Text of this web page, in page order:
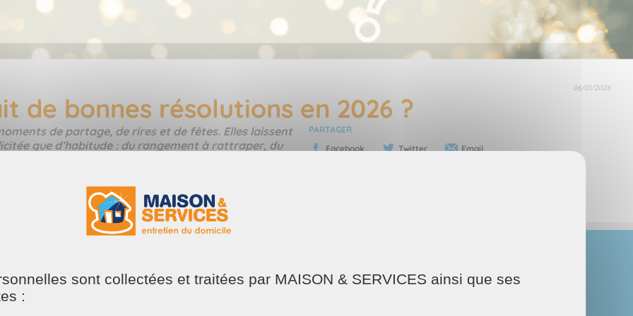
06/01/2026
de bonnes résolutions en 2026 ?
de partage, de rires et de fêtes. Elles laissent
que d’habitude : du rangement à rattraper, du
ménagères et vous permettre de profiter d’une
PARTAGER
Facebook
Twitter Email
intérieur. Ils et elles assurent le dépoussiérage des meubles et objets, le nettoyage des pièces de vie et
sont collectées et traitées par MAISON & SERVICES ainsi que ses
: